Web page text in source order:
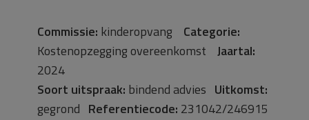
Commissie: kinderopvang Categorie:
Kostenopzegging overeenkomst Jaartal:
2024
Soort uitspraak: bindend advies Uitkomst:
gegrond Referentiecode: 231042/246915